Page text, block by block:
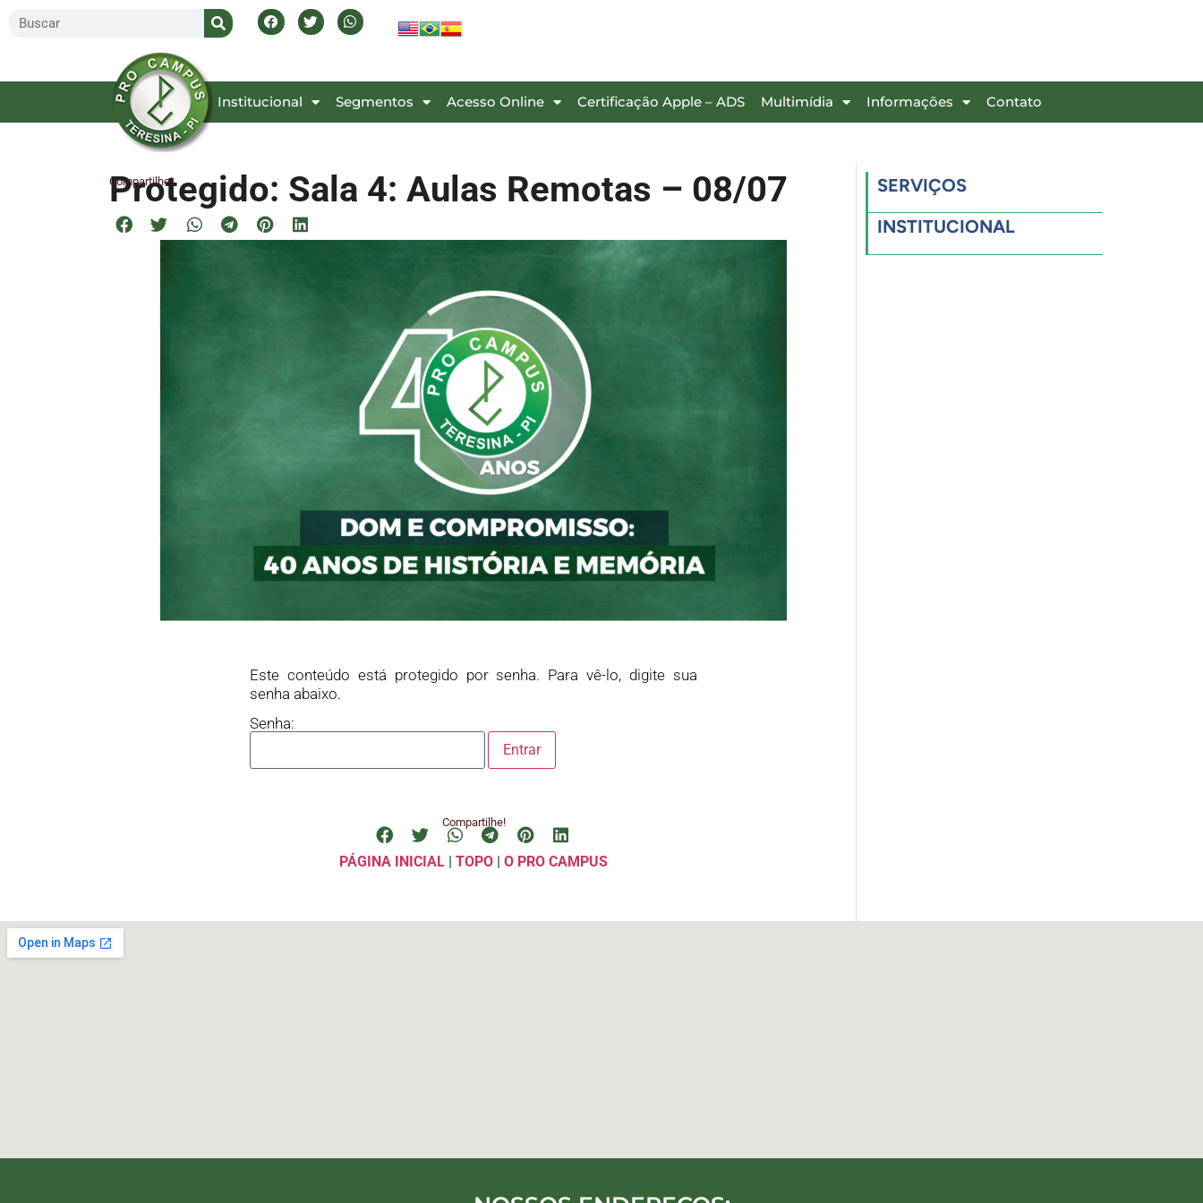
Inicial Institucional Segmentos Acesso Online Certificação Apple – ADS Multimídia Informações Contato
Protegido: Sala 4: Aulas Remotas – 08/07
Compartilhe!
Este conteúdo está protegido por senha. Para vê-lo, digite sua
senha abaixo.
Senha:
Compartilhe!
PÁGINA INICIAL | TOPO | O PRO CAMPUS
SERVIÇOS
INSTITUCIONAL